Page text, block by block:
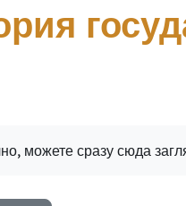
можете сразу сюда